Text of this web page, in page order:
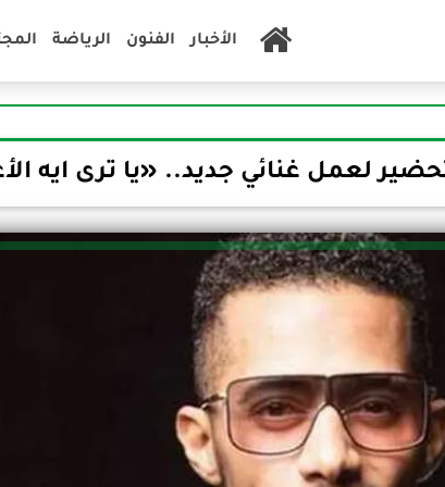
الأخبار الفنون الرياضة
لعمل غنائي جديد.. «يا ترى ايه